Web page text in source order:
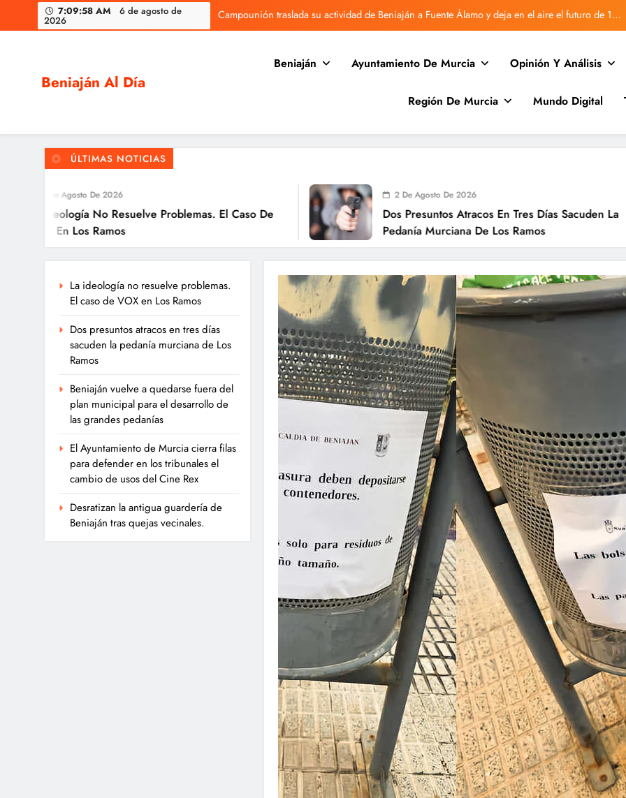
7:09:59 AM 6 de agosto de
2026 Campounión traslada su actividad de Beniaján a Fuente Álamo y deja en el aire el futuro de 170
Beniaján vuelve a sufrir una avería en la red de agua
Desratizan la antigua guardería de Beniaján tras quejas vecinales.
Campounión traslada su actividad de Beniaján a Fuente Álamo y deja en el aire el futuro de 170
Beniaján vuelve a sufrir una avería en la red de agua
Beniaján Al Día
Beniaján Ayuntamiento De Murcia Opinión Y Análisis
Región De Murcia Mundo Digital
ÚLTIMAS NOTICIAS
De 2026
No Resuelve Problemas. El Caso De
Los Ramos
2 De Agosto De 2026
Dos Presuntos Atracos En Tres Días Sacuden La
Pedanía Murciana De Los Ramos
La ideología no resuelve problemas.
El caso de VOX en Los Ramos
Dos presuntos atracos en tres días
sacuden la pedanía murciana de Los
Ramos
Beniaján vuelve a quedarse fuera del
plan municipal para el desarrollo de
las grandes pedanías
El Ayuntamiento de Murcia cierra filas
para defender en los tribunales el
cambio de usos del Cine Rex
Desratizan la antigua guardería de
Beniaján tras quejas vecinales.